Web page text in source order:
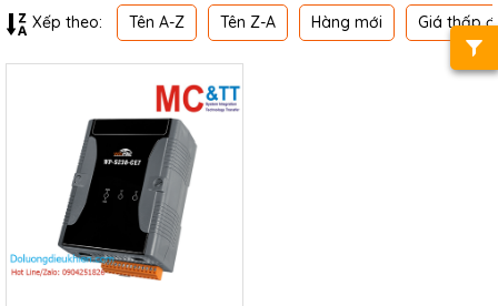
Xếp theo: Tên A-Z Tên Z-A Hàng mới Giá thấp